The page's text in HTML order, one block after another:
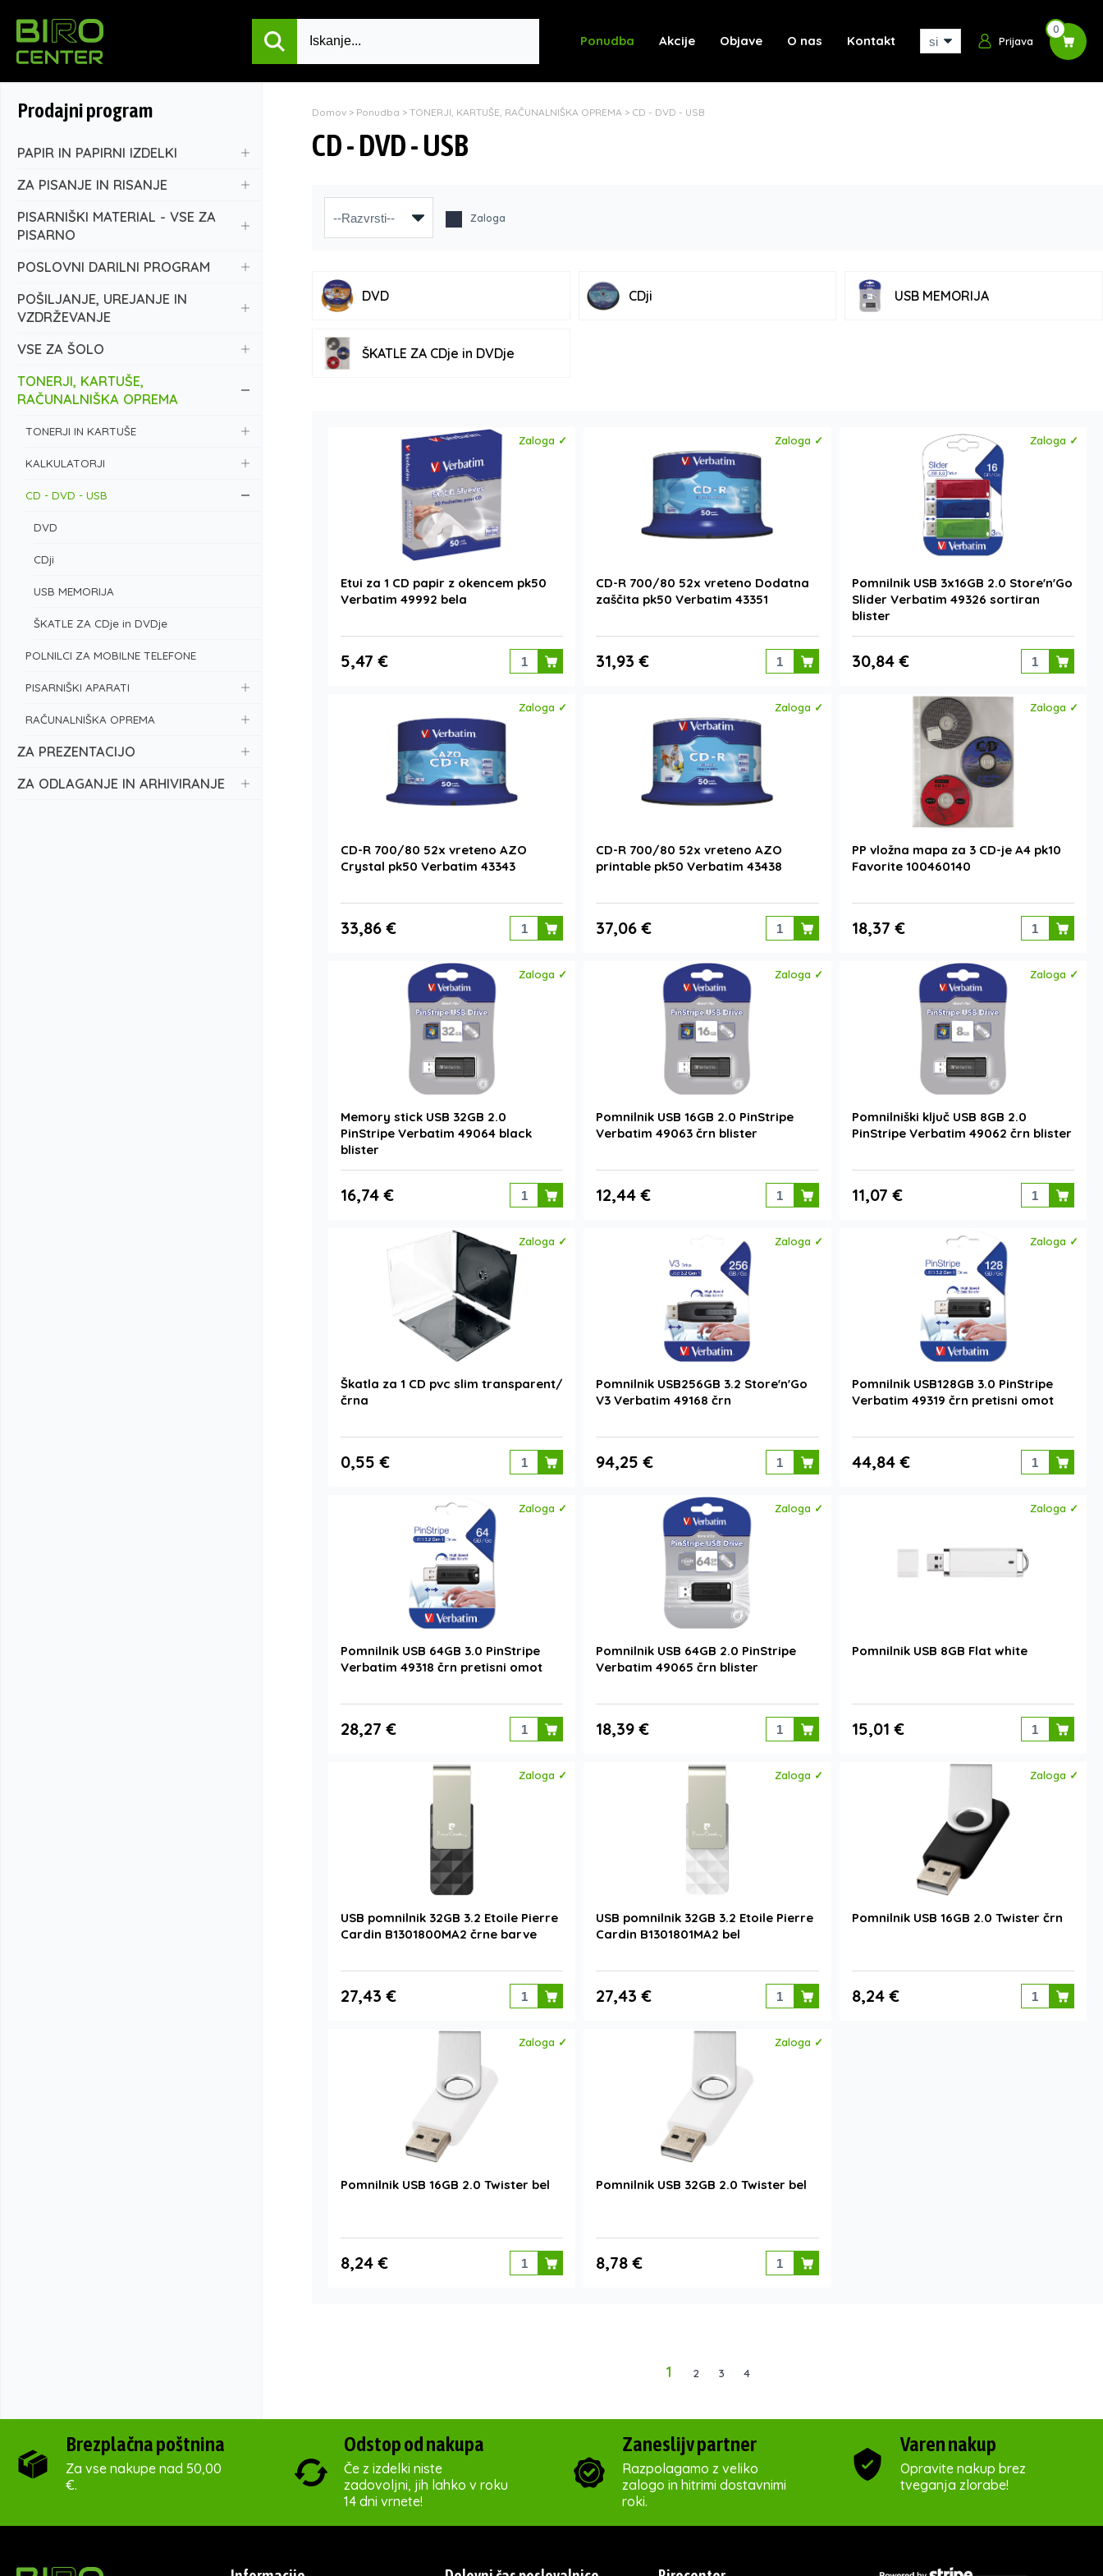
Ponudba Akcije Objave O nas Kontakt Prijava
0
Prodajni program
PAPIR IN PAPIRNI IZDELKI
ZA PISANJE IN RISANJE
PISARNIŠKI MATERIAL - VSE ZA
PISARNO
POSLOVNI DARILNI PROGRAM
POŠILJANJE, UREJANJE IN
VZDRŽEVANJE
VSE ZA ŠOLO
TONERJI, KARTUŠE,
RAČUNALNIŠKA OPREMA
TONERJI IN KARTUŠE
KALKULATORJI
CD - DVD - USB
DVD
CDji
USB MEMORIJA
ŠKATLE ZA CDje in DVDje
POLNILCI ZA MOBILNE TELEFONE
PISARNIŠKI APARATI
RAČUNALNIŠKA OPREMA
ZA PREZENTACIJO
ZA ODLAGANJE IN ARHIVIRANJE
Domov > Ponudba > TONERJI, KARTUŠE, RAČUNALNIŠKA OPREMA > CD - DVD - USB
CD - DVD - USB
Zaloga
DVD CDji USB MEMORIJA
ŠKATLE ZA CDje in DVDje
Zaloga ✓
Etui za 1 CD papir z okencem pk50
Verbatim 49992 bela
5,47 €
Zaloga ✓
CD-R 700/80 52x vreteno Dodatna
zaščita pk50 Verbatim 43351
31,93 €
Zaloga ✓
Pomnilnik USB 3x16GB 2.0 Store'n'Go
Slider Verbatim 49326 sortiran
blister
30,84 €
Zaloga ✓
CD-R 700/80 52x vreteno AZO
Crystal pk50 Verbatim 43343
33,86 €
Zaloga ✓
CD-R 700/80 52x vreteno AZO
printable pk50 Verbatim 43438
37,06 €
Zaloga ✓
PP vložna mapa za 3 CD-je A4 pk10
Favorite 100460140
18,37 €
Zaloga ✓
Memory stick USB 32GB 2.0
PinStripe Verbatim 49064 black
blister
16,74 €
Zaloga ✓
Pomnilnik USB 16GB 2.0 PinStripe
Verbatim 49063 črn blister
12,44 €
Zaloga ✓
Pomnilniški ključ USB 8GB 2.0
PinStripe Verbatim 49062 črn blister
11,07 €
Zaloga ✓
Škatla za 1 CD pvc slim transparent/
črna
0,55 €
Zaloga ✓
Pomnilnik USB256GB 3.2 Store'n'Go
V3 Verbatim 49168 črn
94,25 €
Zaloga ✓
Pomnilnik USB128GB 3.0 PinStripe
Verbatim 49319 črn pretisni omot
44,84 €
Zaloga ✓
Pomnilnik USB 64GB 3.0 PinStripe
Verbatim 49318 črn pretisni omot
28,27 €
Zaloga ✓
Pomnilnik USB 64GB 2.0 PinStripe
Verbatim 49065 črn blister
18,39 €
Zaloga ✓
Pomnilnik USB 8GB Flat white
15,01 €
Zaloga ✓
USB pomnilnik 32GB 3.2 Etoile Pierre
Cardin B1301800MA2 črne barve
27,43 €
Zaloga ✓
USB pomnilnik 32GB 3.2 Etoile Pierre
Cardin B1301801MA2 bel
27,43 €
Zaloga ✓
Pomnilnik USB 16GB 2.0 Twister črn
8,24 €
Zaloga ✓
Pomnilnik USB 16GB 2.0 Twister bel
8,24 €
Zaloga ✓
Pomnilnik USB 32GB 2.0 Twister bel
8,78 €
1 2 3 4
Brezplačna poštnina
Za vse nakupe nad 50,00
€.
Odstop od nakupa
Če z izdelki niste
zadovoljni, jih lahko v roku
14 dni vrnete!
Zaneslijv partner
Razpolagamo z veliko
zalogo in hitrimi dostavnimi
roki.
Varen nakup
Opravite nakup brez
tveganja zlorabe!